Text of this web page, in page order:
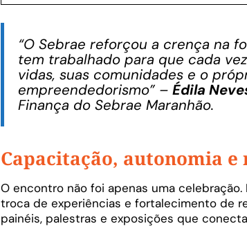
“O Sebrae reforçou a crença na
tem trabalhado para que cada
vidas, suas comunidades e o
empreendedorismo” – Édila
Finança do Sebrae Maranhão.
Capacitação, autonomia e
O encontro não foi apenas uma celebração.
troca de experiências e fortalecimento de
painéis, palestras e exposições que